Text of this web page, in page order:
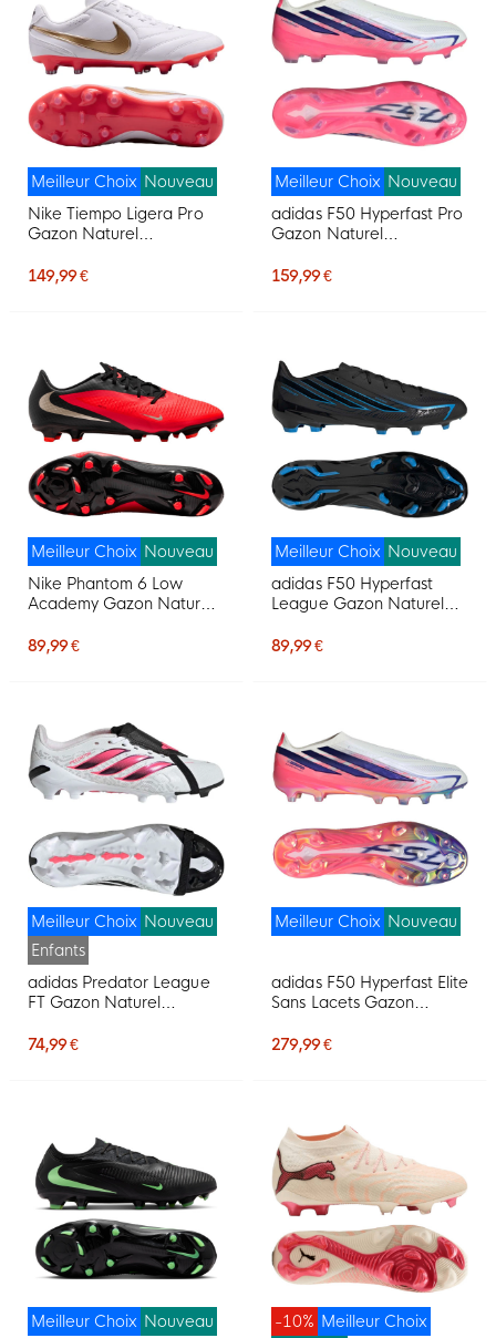
Meilleur Choix Nouveau
Nike Tiempo Ligera Pro
Gazon Naturel
Blanc Doré Rouge Vif
149,99 €
Meilleur Choix Nouveau
adidas F50 Hyperfast Pro
Gazon Naturel
Blanc Mauve Rose
159,99 €
Meilleur Choix Nouveau
Nike Phantom 6 Low
Academy Gazon Naturel
Foot (MG) Noir Rouge Vif
89,99 €
Meilleur Choix Nouveau
adidas F50 Hyperfast
League Gazon Naturel
Noir Noir Bleu
89,99 €
Meilleur Choix Nouveau
Enfants
adidas Predator League
FT Gazon Naturel
Enfants Blanc Noir Rose
74,99 €
Meilleur Choix Nouveau
adidas F50 Hyperfast Elite
Sans Lacets Gazon
Foot (AG) Blanc Mauve
279,99 €
Meilleur Choix Nouveau Meilleur Choix
-10%